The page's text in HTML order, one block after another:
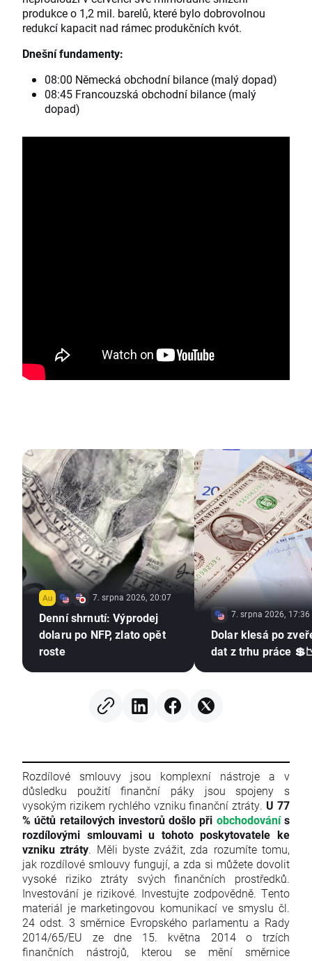
produkce o 1,2 mil. barelů, které bylo dobrovolnou
redukcí kapacit nad rámec produkčních kvót.
Dnešní fundamenty:
08:00 Německá obchodní bilance (malý dopad)
08:45 Francouzská obchodní bilance (malý
dopad)
7. srpna 2026, 20:07
Denní shrnutí: Výprodej
dolaru po NFP, zlato opět
roste
7. srpna 2026, 17:36
Dolar klesá po
dat z trhu práce
Rozdílové smlouvy jsou komplexní nástroje a v
důsledku použití finanční páky jsou spojeny s
vysokým rizikem rychlého vzniku finanční ztráty. U 77
% účtů retailových investorů došlo při obchodovánís
rozdílovými smlouvami u tohoto poskytovatele ke
vzniku ztráty. Měli byste zvážit, zda rozumíte tomu,
jak rozdílové smlouvy fungují, a zda si můžete dovolit
vysoké riziko ztráty svých finančních prostředků.
Investování je rizikové. Investujte zodpovědně. Tento
materiál je marketingovou komunikací ve smyslu čl.
24 odst. 3 směrnice Evropského parlamentu a Rady
2014/65/EU ze dne 15. května 2014 o trzích
finančních nástrojů, kterou se mění směrnice